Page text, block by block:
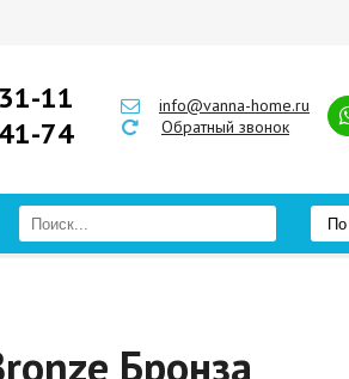
11
74
info@vanna-home.ru
Обратный звонок
Бронза